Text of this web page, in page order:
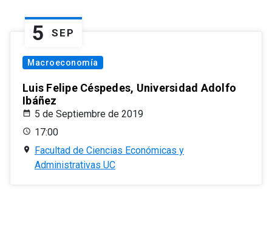
5 SEP
Macroeconomía
Luis Felipe Céspedes, Universidad Adolfo
Ibáñez
5 de Septiembre de 2019
17:00
Facultad de Ciencias Económicas y
Administrativas UC